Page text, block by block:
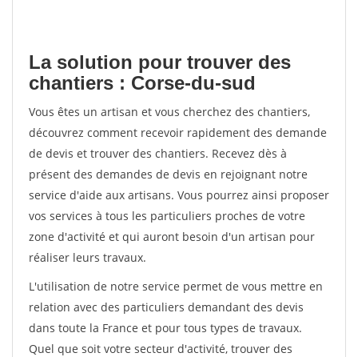
La solution pour trouver des
chantiers : Corse-du-sud
Vous êtes un artisan et vous cherchez des chantiers,
découvrez comment recevoir rapidement des demande
de devis et trouver des chantiers. Recevez dès à
présent des demandes de devis en rejoignant notre
service d'aide aux artisans. Vous pourrez ainsi proposer
vos services à tous les particuliers proches de votre
zone d'activité et qui auront besoin d'un artisan pour
réaliser leurs travaux.
L'utilisation de notre service permet de vous mettre en
relation avec des particuliers demandant des devis
dans toute la France et pour tous types de travaux.
Quel que soit votre secteur d'activité, trouver des